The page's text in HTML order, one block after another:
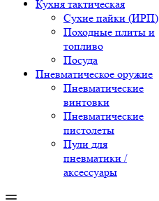
Кухня тактическая
Сухие пайки (ИРП)
Походные плиты и
топливо
Посуда
Пневматическое оружие
Пневматические
винтовки
Пневматические
пистолеты
Пули для
пневматики /
аксессуары